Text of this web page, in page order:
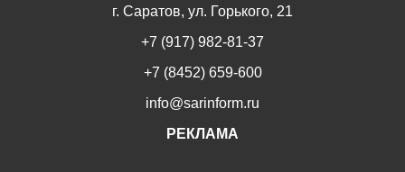
г. Саратов, ул. Горького, 21
+7 (917) 982-81-37
+7 (8452) 659-600
info@sarinform.ru
РЕКЛАМА